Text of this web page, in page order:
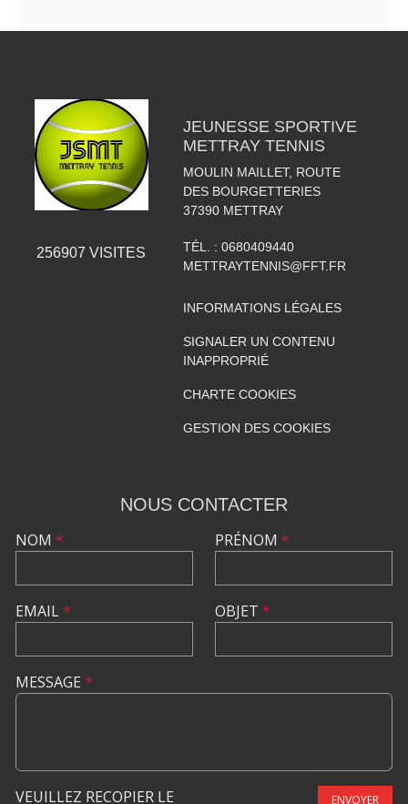
256907 VISITES
JEUNESSE SPORTIVE
METTRAY TENNIS
MOULIN MAILLET, ROUTE
DES BOURGETTERIES
37390 METTRAY
TÉL. : 0680409440
METTRAYTENNIS@FFT.FR
INFORMATIONS LÉGALES
SIGNALER UN CONTENU
INAPPROPRIÉ
CHARTE COOKIES
GESTION DES COOKIES
NOUS CONTACTER
NOM *
EMAIL*
PRÉNOM *
OBJET *
MESSAGE *
VEUILLEZ RECOPIER LE ENVOYER